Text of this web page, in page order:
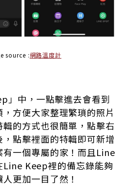
source :網路溫度計
」中，一點擊進去會看到
方便大家整理繁瑣的照片
的方式也很簡單，點擊右
點擊裡面的特輯即可新增
有一個專屬的家！而且Line
Line Keep裡的備忘錄能夠
更加一目了然！